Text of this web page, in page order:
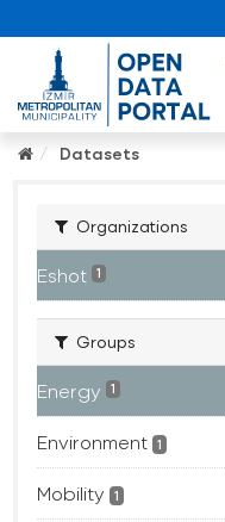
Datasets
Organizations
Eshot 1
Groups
Energy 1
Environment 1
Mobility 1